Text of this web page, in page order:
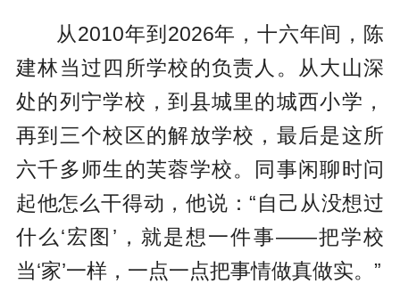
从2010年到2026年，十六年间，陈
建林当过四所学校的负责人。从大山深
处的列宁学校，到县城里的城西小学，
再到三个校区的解放学校，最后是这所
六千多师生的芙蓉学校。同事闲聊时问
起他怎么干得动，他说：“自己从没想过
什么‘宏图’，就是想一件事——把学校
当‘家’一样，一点一点把事情做真做实。”